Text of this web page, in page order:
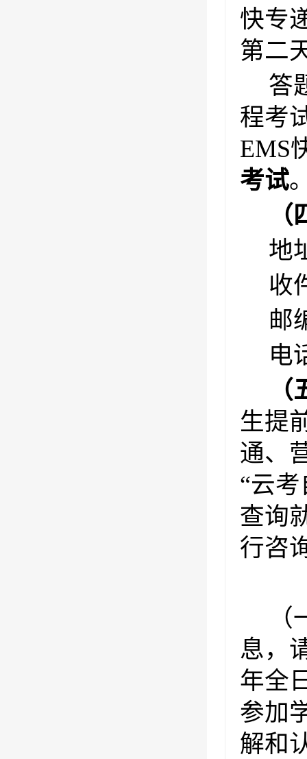
快专
第二
答
程考
EMS
考试
地
收
邮
电
生提
通、
“云
查询
行咨
息，
年全
参加
解和